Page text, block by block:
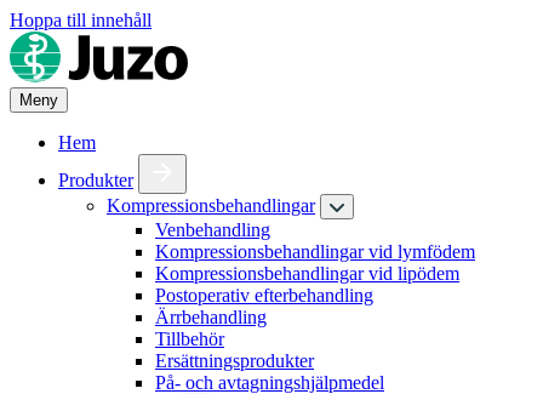
Hoppa till innehåll
Meny
Hem
Produkter
Kompressionsbehandlingar
Venbehandling
Kompressionsbehandlingar vid lymfödem
Kompressionsbehandlingar vid lipödem
Postoperativ efterbehandling
Ärrbehandling
Tillbehör
Ersättningsprodukter
På- och avtagningshjälpmedel